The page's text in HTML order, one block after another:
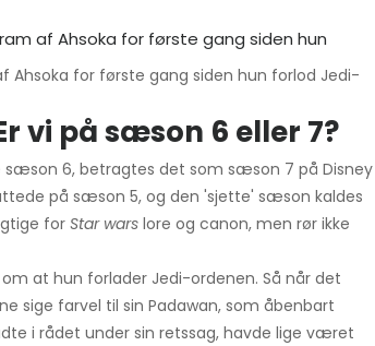
Ahsoka for første gang siden hun forlod Jedi-
vi på sæson 6 eller 7?
sæson 6, betragtes det som sæson 7 på Disney
på sæson 5, og den 'sjette' sæson kaldes
forStar wars lore og canon, men rør ikke
at hun forlader Jedi-ordenen. Så når det
sige farvel til sin Padawan, som åbenbart
i rådet under sin retssag, havde lige været